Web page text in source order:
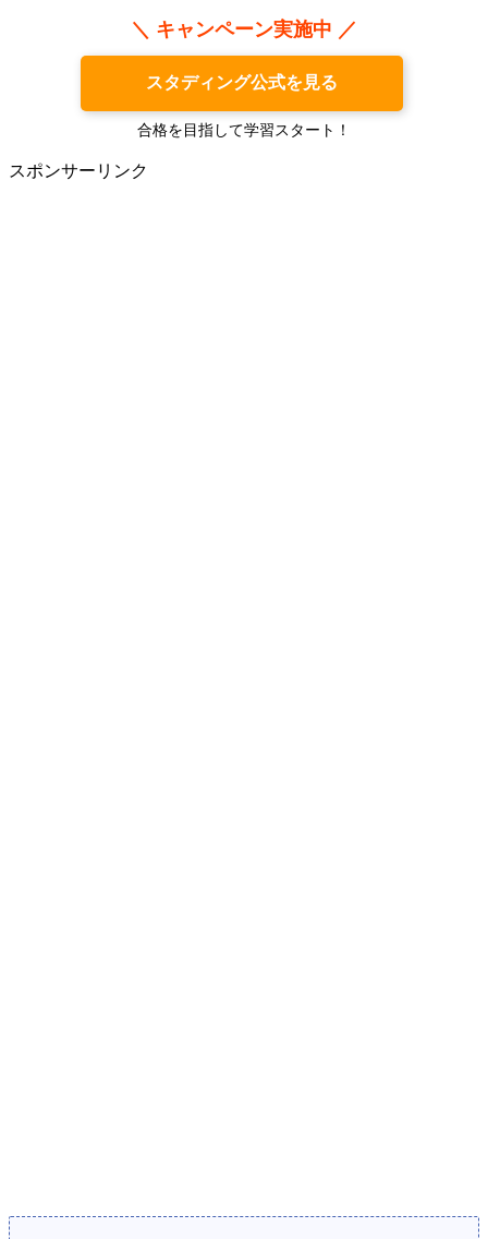
＼ キャンペーン実施中 ／
スタディング公式を見る
合格を目指して学習スタート！
スポンサーリンク